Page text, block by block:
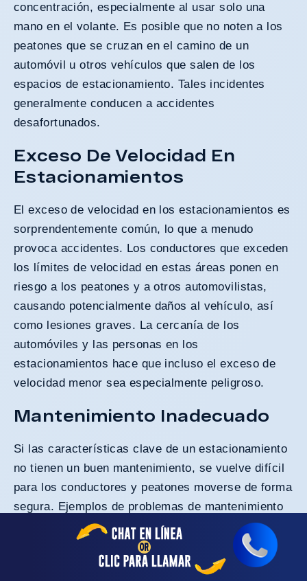
concentración, especialmente al usar solo una
mano en el volante. Es posible que no noten a los
peatones que se cruzan en el camino de un
automóvil u otros vehículos que salen de los
espacios de estacionamiento. Tales incidentes
generalmente conducen a accidentes
desafortunados.
Exceso De Velocidad En
Estacionamientos
El exceso de velocidad en los estacionamientos es
sorprendentemente común, lo que a menudo
provoca accidentes. Los conductores que exceden
los límites de velocidad en estas áreas ponen en
riesgo a los peatones y a otros automovilistas,
causando potencialmente daños al vehículo, así
como lesiones graves. La cercanía de los
automóviles y las personas en los
estacionamientos hace que incluso el exceso de
velocidad menor sea especialmente peligroso.
Mantenimiento Inadecuado
Si las características clave de un estacionamiento
no tienen un buen mantenimiento, se vuelve difícil
para los conductores y peatones moverse de forma
segura. Ejemplos de problemas de mantenimiento
de estacionamientos incluyen grietas, baches,
surcos y otros defectos del pavimento.